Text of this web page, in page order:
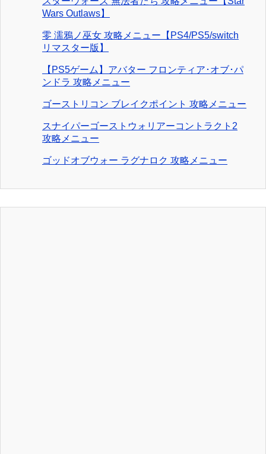
Wars Outlaws】
零 濡鴉ノ巫女 攻略メニュー【PS4/PS5/switch
リマスター版】
【PS5ゲーム】アバター フロンティア･オブ･パ
ンドラ 攻略メニュー
ゴーストリコン ブレイクポイント 攻略メニュー
スナイパーゴーストウォリアーコントラクト2
攻略メニュー
ゴッドオブウォー ラグナロク 攻略メニュー